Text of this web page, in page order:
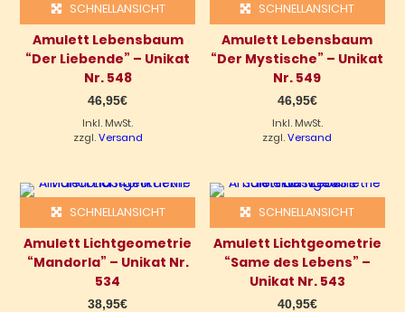
SCHNELLANSICHT
Amulett Lebensbaum
“Der Liebende” – Unikat
Nr. 548
46,95€
Inkl. MwSt.
zzgl.Versand
SCHNELLANSICHT
Amulett Lebensbaum
“Der Mystische” – Unikat
Nr. 549
46,95€
Inkl. MwSt.
zzgl.Versand
SCHNELLANSICHT
Amulett Lichtgeometrie
“Mandorla” – Unikat Nr.
534
38,95€
SCHNELLANSICHT
Amulett Lichtgeometrie
“Same des Lebens” –
Unikat Nr. 543
40,95€